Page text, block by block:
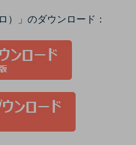
）」のダウンロード：